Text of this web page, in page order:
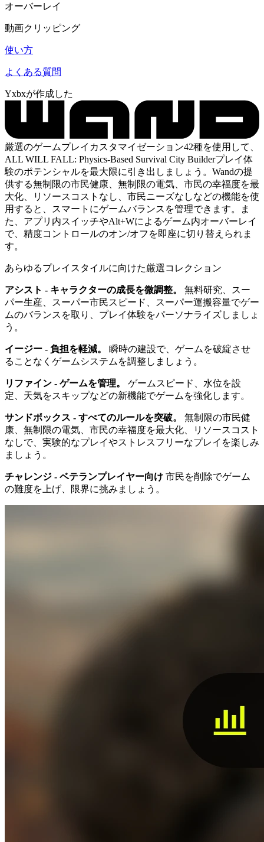
オーバーレイ
動画クリッピング
使い方
よくある質問
Yxbxが作成した
厳選のゲームプレイカスタマイゼーション42種を使用して、
ALL WILL FALL: Physics-Based Survival City Builderプレイ体
験のポテンシャルを最大限に引き出しましょう。Wandの提
供する無制限の市民健康、無制限の電気、市民の幸福度を最
大化、リソースコストなし、市民ニーズなしなどの機能を使
用すると、スマートにゲームバランスを管理できます。ま
た、アプリ内スイッチやAlt+Wによるゲーム内オーバーレイ
で、精度コントロールのオン/オフを即座に切り替えられま
す。
あらゆるプレイスタイルに向けた厳選コレクション
アシスト - キャラクターの成長を微調整。
無料研究、スー
パー生産、スーパー市民スピード、スーパー運搬容量でゲー
ムのバランスを取り、プレイ体験をパーソナライズしましょ
う。
イージー - 負担を軽減。
瞬時の建設で、ゲームを破綻させ
ることなくゲームシステムを調整しましょう。
リファイン - ゲームを管理。
ゲームスピード、水位を設
定、天気をスキップなどの新機能でゲームを強化します。
サンドボックス - すべてのルールを突破。
無制限の市民健
康、無制限の電気、市民の幸福度を最大化、リソースコスト
なしで、実験的なプレイやストレスフリーなプレイを楽しみ
ましょう。
チャレンジ - ベテランプレイヤー向け 市民を削除でゲーム
の難度を上げ、限界に挑みましょう。